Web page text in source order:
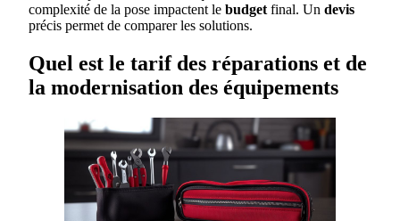
complexité de la pose impactent le budget final. Un devis
précis permet de comparer les solutions.
Quel est le tarif des réparations et de
la modernisation des équipements